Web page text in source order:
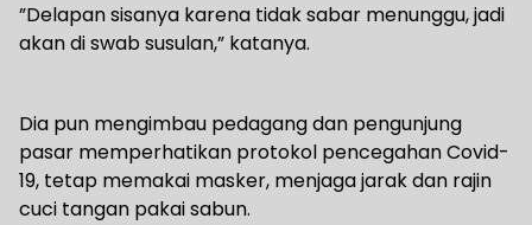
”Delapan sisanya karena tidak sabar menunggu, jadi
akan di swab susulan,” katanya.
Dia pun mengimbau pedagang dan pengunjung
pasar memperhatikan protokol pencegahan Covid-
19, tetap memakai masker, menjaga jarak dan rajin
cuci tangan pakai sabun.